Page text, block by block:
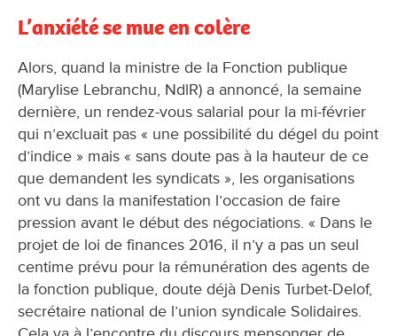
L’anxiété se mue en colère
Alors, quand la ministre de la Fonction publique
(Marylise Lebranchu, NdlR) a annoncé, la semaine
dernière, un rendez-vous salarial pour la mi-février
qui n’excluait pas « une possibilité du dégel du point
d’indice » mais « sans doute pas à la hauteur de ce
que demandent les syndicats », les organisations
ont vu dans la manifestation l’occasion de faire
pression avant le début des négociations. « Dans le
projet de loi de finances 2016, il n’y a pas un seul
centime prévu pour la rémunération des agents de
la fonction publique, doute déjà Denis Turbet-Delof,
secrétaire national de l’union syndicale Solidaires.